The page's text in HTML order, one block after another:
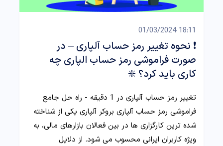
18:11 01/03/2024
❗️ نحوه تغییر رمز حساب آلپاری – در
صورت فراموشی رمز حساب الپاری چه
کاری باید کرد؟ ❇️
تغییر رمز حساب آلپاری در 1 دقیقه - راه حل جامع
فراموشی رمز حساب آلپاری بروکر آلپاری یکی از شناخته
شده ترین کارگزاری ها در بین فعالان بازارهای مالی، به
ویژه کاربران ایرانی محسوب می شود. از دلایل